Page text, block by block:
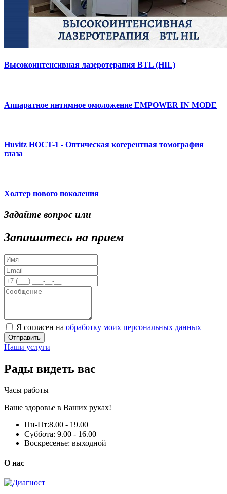
Высокоинтенсивная лазеротерапия BTL (HIL)
Аппаратное интимное омоложение EMPOWER IN MODE
Huvitz HOCT-1 - Оптическая когерентная томография
глаза
Холтер нового поколения
Задайте вопрос или
Запишитесь на прием
Я согласен на обработку моих персональных данных
Отправить
Наши услуги
Рады видеть вас
Часы работы
Ваше здоровье в Ваших руках!
Пн-Пт:8.00 - 19.00
Суббота: 9.00 - 16.00
Воскресенье: выходной
О нас